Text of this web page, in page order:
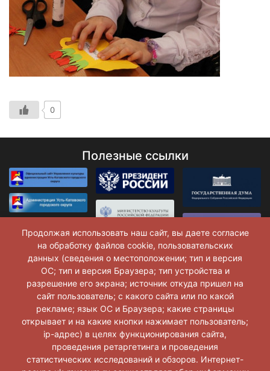
0
Полезные ссылки
Продолжая использовать наш сайт, вы даете согласие
на обработку файлов cookie, пользовательских
данных (сведения о местоположении; тип и версия
ОС; тип и версия Браузера; тип устройства и
разрешение его экрана; источник откуда пришел на
сайт пользователь; с какого сайта или по какой
рекламе; язык ОС и Браузера; какие страницы
открывает и на какие кнопки нажимает пользователь;
ip-адрес) в целях функционирования сайта,
проведения ретаргетинга и проведения
статистических исследований и обзоров. Интернет-